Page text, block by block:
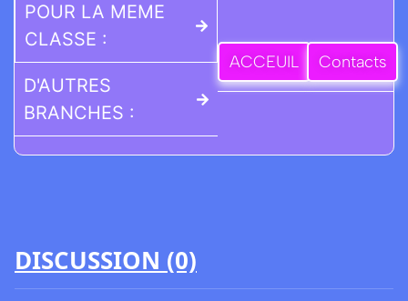
POUR LA MEME
CLASSE :
D'AUTRES
BRANCHES :
ACCEUIL Contacts
DISCUSSION (0)